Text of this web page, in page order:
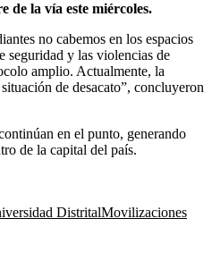
de la vía este miércoles.
no cabemos en los espacios
seguridad y las violencias de
amplio. Actualmente, la
de desacato”, concluyeron
en el punto, generando
de la capital del país.
DistritalMovilizaciones